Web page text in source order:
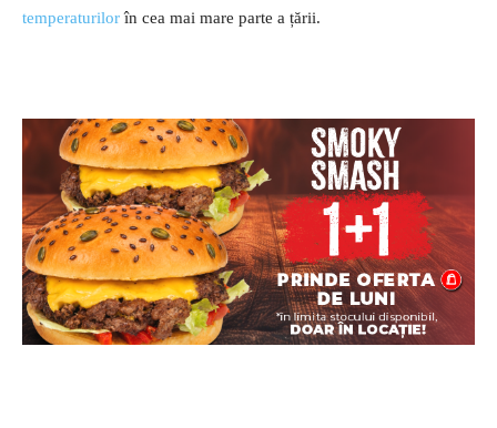
temperaturilorîn cea mai mare parte a țării.